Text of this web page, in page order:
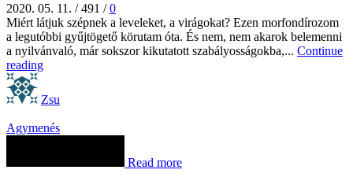
2020. 05. 11. / 491 / 0
Miért látjuk szépnek a leveleket, a virágokat? Ezen morfondírozom
a legutóbbi gyűjtögető körutam óta. És nem, nem akarok belemenni
a nyilvánvaló, már sokszor kikutatott szabályosságokba,... Continue
reading
Zsu
Agymenés
Read more